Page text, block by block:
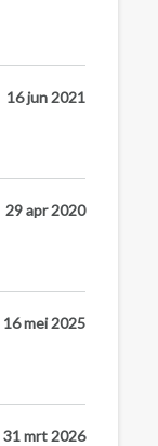
16 jun 2021
29 apr 2020
16 mei 2025
31 mrt 2026